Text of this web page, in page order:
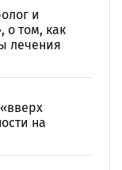
и
о том, как
лечения
на